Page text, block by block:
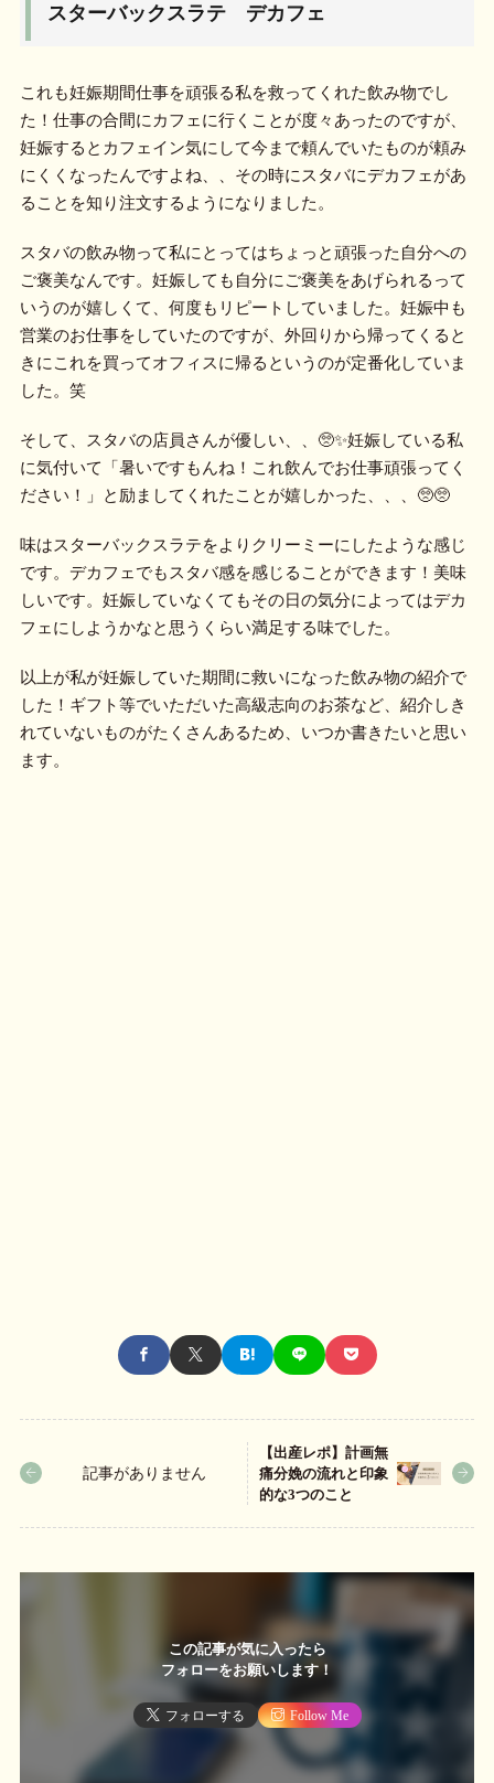
スターバックスラテ デカフェ
これも妊娠期間仕事を頑張る私を救ってくれた飲み物でし
た！仕事の合間にカフェに行くことが度々あったのですが、
妊娠するとカフェイン気にして今まで頼んでいたものが頼み
にくくなったんですよね、、その時にスタバにデカフェがあ
ることを知り注文するようになりました。
スタバの飲み物って私にとってはちょっと頑張った自分への
ご褒美なんです。妊娠しても自分にご褒美をあげられるって
いうのが嬉しくて、何度もリピートしていました。妊娠中も
営業のお仕事をしていたのですが、外回りから帰ってくると
きにこれを買ってオフィスに帰るというのが定番化していま
した。笑
そして、スタバの店員さんが優しい、、🥺✨妊娠している私
に気付いて「暑いですもんね！これ飲んでお仕事頑張ってく
ださい！」と励ましてくれたことが嬉しかった、、、🥺🥺
味はスターバックスラテをよりクリーミーにしたような感じ
です。デカフェでもスタバ感を感じることができます！美味
しいです。妊娠していなくてもその日の気分によってはデカ
フェにしようかなと思うくらい満足する味でした。
以上が私が妊娠していた期間に救いになった飲み物の紹介で
した！ギフト等でいただいた高級志向のお茶など、紹介しき
れていないものがたくさんあるため、いつか書きたいと思い
ます。
記事がありません
【出産レポ】計画無
痛分娩の流れと印象
的な3つのこと
この記事が気に入ったら
フォローをお願いします！
フォローする Follow Me